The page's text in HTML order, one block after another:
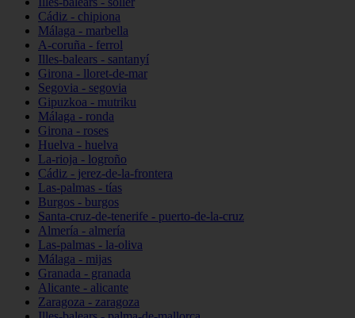
Cádiz - chipiona
Málaga - marbella
A-coruña - ferrol
Illes-balears - santanyí
Girona - lloret-de-mar
Segovia - segovia
Gipuzkoa - mutriku
Málaga - ronda
Girona - roses
Huelva - huelva
La-rioja - logroño
Cádiz - jerez-de-la-frontera
Las-palmas - tías
Burgos - burgos
Santa-cruz-de-tenerife - puerto-de-la-cruz
Almería - almería
Las-palmas - la-oliva
Málaga - mijas
Granada - granada
Alicante - alicante
Zaragoza - zaragoza